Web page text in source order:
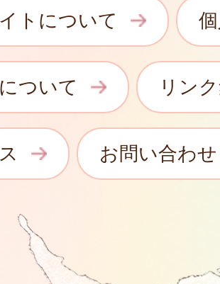
トについて
ついて リン
お問い合わせ